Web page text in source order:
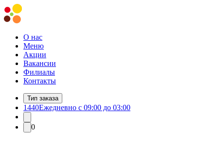
О нас
Меню
Акции
Вакансии
Филиалы
Контакты
Тип заказа
1440Ежедневно с 09:00 до 03:00
0